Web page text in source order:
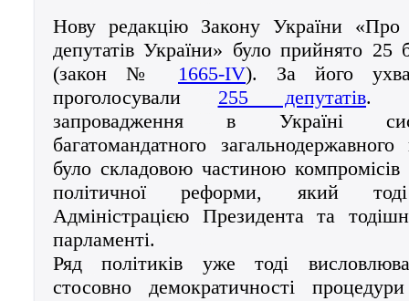
Нову редакцію Закону України «Про
депутатів України» було прийнято 25
(закон № 1665-IV). За його
проголосували 255 депутатів.
запровадження в Україні
багатомандатного
було складовою частиною
політичної реформи, який тоді
Адміністрацією Президента та
парламенті.
Ряд політиків уже тоді
стосовно демократичності